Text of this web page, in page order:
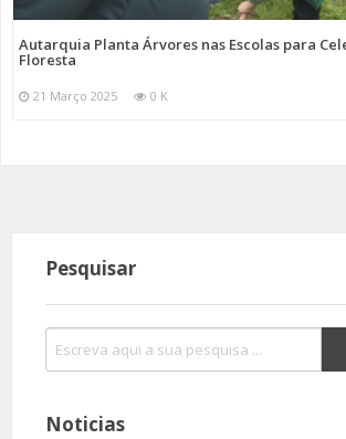
Autarquia Planta Árvores nas Escolas para
Floresta
21 Março 2025 0 K
Pesquisar
Noticias